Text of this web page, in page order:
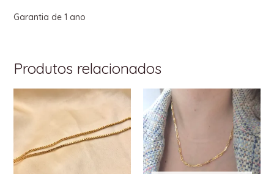
Garantia de 1 ano
Produtos relacionados